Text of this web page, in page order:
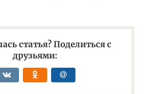
статья? Поделиться с
друзьями: